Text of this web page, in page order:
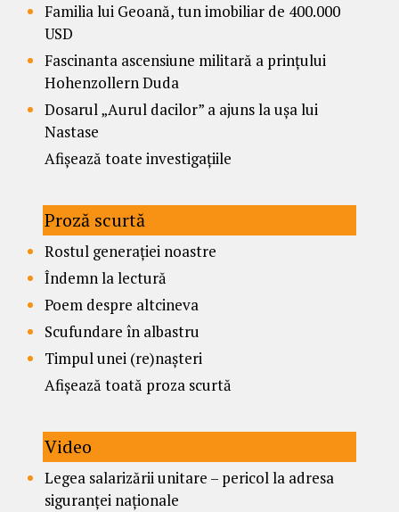
Familia lui Geoană, tun imobiliar de 400.000
USD
Fascinanta ascensiune militară a prințului
Hohenzollern Duda
Dosarul „Aurul dacilor” a ajuns la ușa lui
Nastase
Afișează toate investigațiile
Proză scurtă
Rostul generației noastre
Îndemn la lectură
Poem despre altcineva
Scufundare în albastru
Timpul unei (re)nașteri
Afișează toată proza scurtă
Video
Legea salarizării unitare – pericol la adresa
siguranței naționale